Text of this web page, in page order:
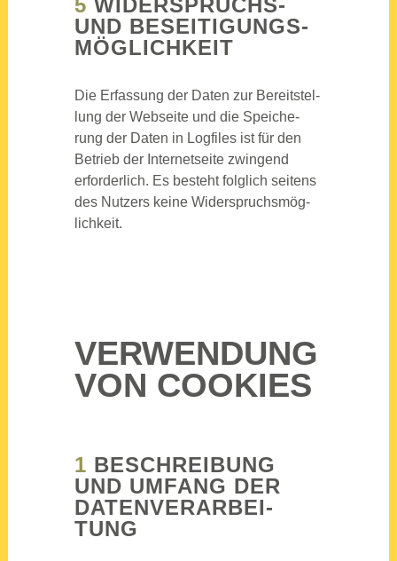
5 WIDER­SPRUCHS-
UND BESEI­TI­GUNGS­
MÖG­LICH­KEIT
Die Erfas­sung der Daten zur Bereit­stel­
lung der Web­sei­te und die Spei­che­
rung der Daten in Log­files ist für den
Betrieb der Inter­net­sei­te zwin­gend
erfor­der­lich. Es besteht folg­lich sei­tens
des Nut­zers kei­ne Wider­spruchs­mög­
lich­keit.
VER­WEN­DUNG
VON COO­KIES
1 BESCHREI­BUNG
UND UMFANG DER
DATEN­VER­AR­BEI­
TUNG